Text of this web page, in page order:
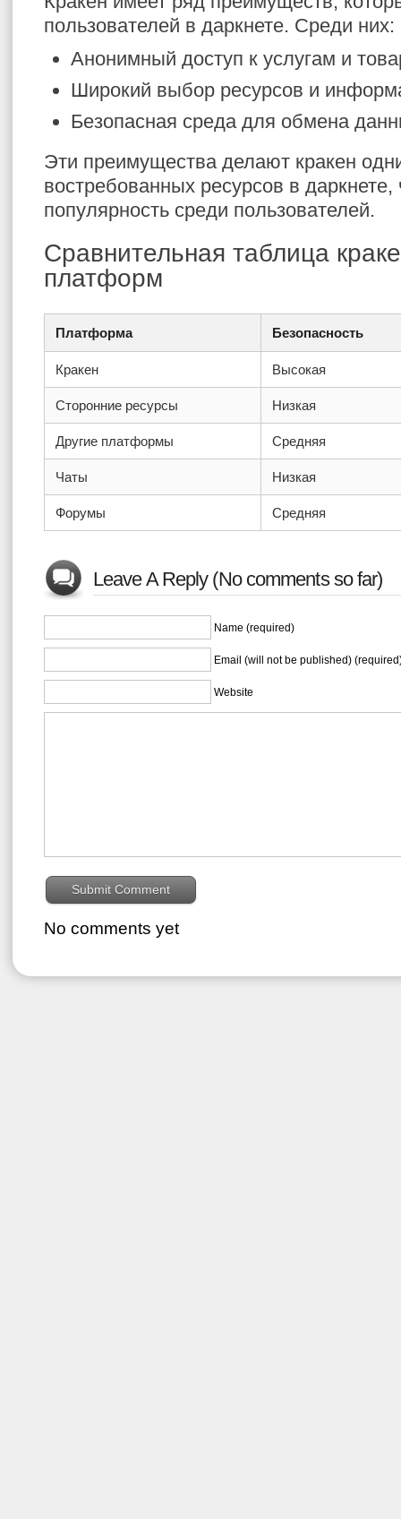
пользователей в даркнете. Среди них:
Анонимный доступ к услугам и
Широкий выбор ресурсов и
Безопасная среда для обмена
Эти преимущества делают кракен
востребованных ресурсов в даркнете,
популярность среди пользователей.
Сравнительная таблица
платформ
Платформа Безопасность
Кракен Высокая
Сторонние ресурсы Низкая
Другие платформы Средняя
Чаты Низкая
Форумы Средняя
Leave A Reply (No comments so far)
Name (required)
Email (will not be published)
Website
No comments yet